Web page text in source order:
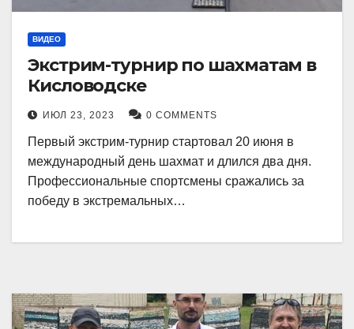
ВИДЕО
Экстрим-турнир по шахматам в
Кисловодске
ИЮЛ 23, 2023 0 COMMENTS
Первый экстрим-турнир стартовал 20 июня в
международный день шахмат и длился два дня.
Профессиональные спортсмены сражались за
победу в экстремальных…